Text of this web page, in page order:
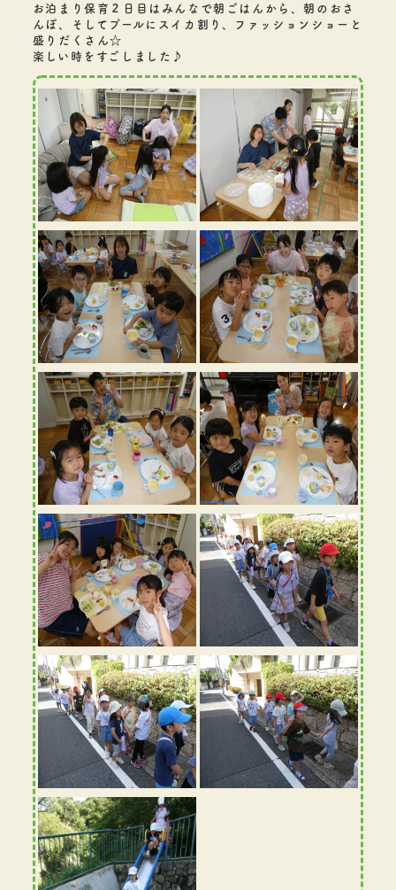
お泊まり保育２日目はみんなで朝ごはんから、朝のおさ
んぽ、そしてプールにスイカ割り、ファッションショーと
盛りだくさん☆
楽しい時をすごしました♪